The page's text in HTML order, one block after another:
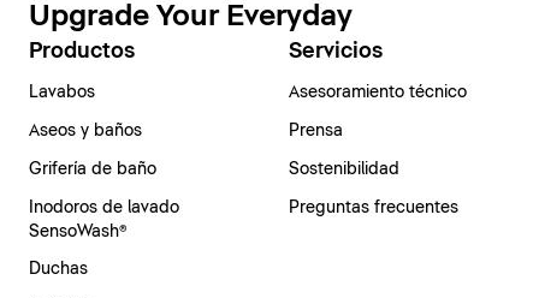
Upgrade Your Everyday
Productos
Lavabos
Aseos y baños
Grifería de baño
Inodoros de lavado
SensoWash®
Duchas
Servicios
Asesoramiento técnico
Prensa
Sostenibilidad
Preguntas frecuentes